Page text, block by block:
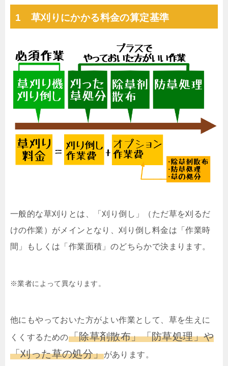
1 草刈りにかかる料金の算定基準
一般的な草刈りとは、「刈り倒し」（ただ草を刈るだ
けの作業）がメインとなり、刈り倒し料金は「作業時
間」もしくは「作業面積」のどちらかで決まります。
※業者によって異なります。
他にもやっておいた方がよい作業として、草を生えに
くくするための「除草剤散布」「防草処理」や
「刈った草の処分」があります。